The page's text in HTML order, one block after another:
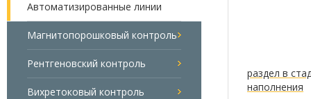
Автоматизированные линии
Магнитопорошковый контроль
Рентгеновский контроль
Вихретоковый контроль
раздел в
наполнения